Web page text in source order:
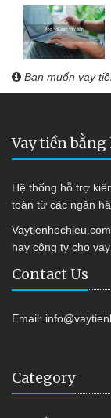
Bạn muốn vay
Vay tiền bằng
Hệ thống hỗ trợ
toàn từ các ngân
hay công ty cho
Contact Us
Email:
Category